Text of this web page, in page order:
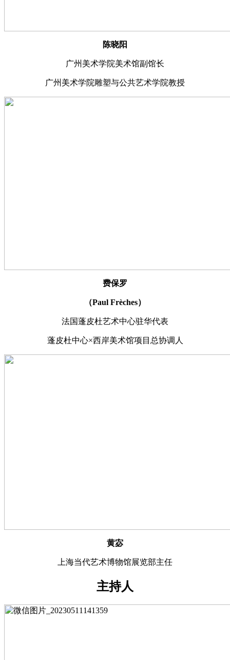
陈晓阳
广州美术学院美术馆副馆长
广州美术学院雕塑与公共艺术学院教授
费保罗
（Paul Frèches）
法国蓬皮杜艺术中心驻华代表
蓬皮杜中心×西岸美术馆项目总协调人
黄宓
上海当代艺术博物馆展览部主任
主持人